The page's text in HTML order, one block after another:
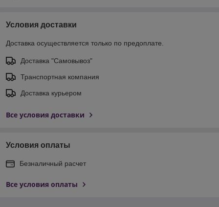
Условия доставки
Доставка осуществляется только по предоплате.
Доставка "Самовывоз"
Транспортная компания
Доставка курьером
Все условия доставки
Условия оплаты
Безналичный расчет
Все условия оплаты